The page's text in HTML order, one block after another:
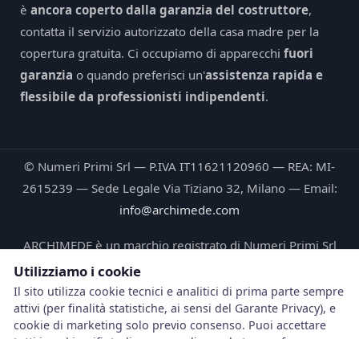
èancora coperto dalla garanzia del costruttore,
contatta il servizio autorizzato della casa madre per la
copertura gratuita. Ci occupiamo di apparecchifuori
garanzia o quando preferisci un'assistenza rapida e
flessibile da professionisti indipendenti.
© Numeri Primi Srl — P.IVA IT11621120960 — REA: MI-
2615239 — Sede Legale Via Tiziano 32, Milano — Email:
info@archimede.com
ARCHIMEDE è un marchio registrato di Numeri Primi Srl
Le fotografie pubblicate su questo sito ritraggono tecnici
Archimede® durante interventi reali e sono di proprietà
esclusiva di Numeri Primi Srl © 2026. Ogni riproduzione
Utilizziamo i cookie
Il sito utilizza cookie tecnici e analitici di prima parte sempre
attivi (per finalità statistiche, ai sensi del Garante Privacy), e
cookie di marketing solo previo consenso. Puoi accettare